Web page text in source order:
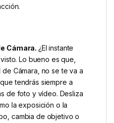
Cámara. ¿El instante
Lo bueno es que,
Cámara, no se te va a
tendrás siempre a
de foto y vídeo. Desliza
la exposición o la
cambia de objetivo o